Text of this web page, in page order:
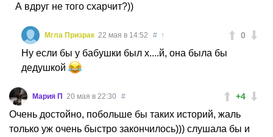
А вдруг не того схарчит?))
0
Мгла Призрак 22 мая в 14:52 # ↑
Ну если бы у бабушки был х....й, она была бы
дедушкой
+4
Мария П 20 мая в 22:30 #
Очень достойно, побольше бы таких историй, жаль
только уж очень быстро закончилось))) слушала бы и